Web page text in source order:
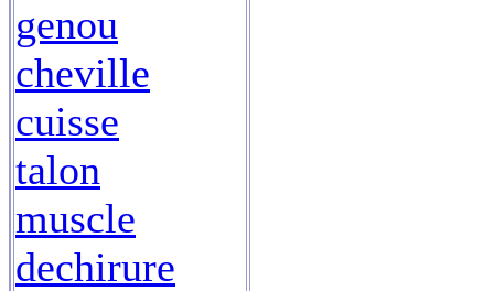
genou
cheville
cuisse
talon
muscle
dechirure